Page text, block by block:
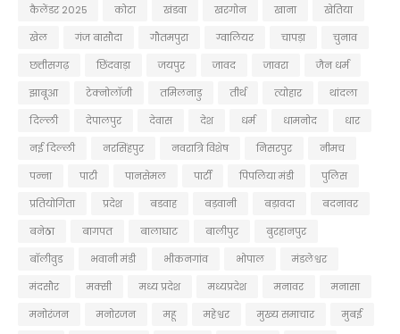
कैलेंडर 2025
कोटा खंडवा खरगोन खाना
खेतिया
खेल
गंज बासौदा गौतमपुरा ग्वालियर चापड़ा
चुनाव
छत्तीसगढ़
छिंदवाड़ा जयपुर जावद जावरा
जैन धर्म
झाबूआ
टेक्नोलॉजी तमिलनाडु तीर्थ त्योहार
थांदला
दिल्ली
देपालपुर देवास देश धर्म धामनोद
धार
नई दिल्ली
नरसिंहपुर नवरात्रि विशेष निसरपुर
नीमच
पन्ना
पाटी पानसेमल पार्टी पिपलिया मंडी
पुलिस
प्रतियोगिता
प्रदेश बडवाह बड़वानी बड़ावदा
बदनावर
बनेठा
बागपत बालाघाट बालीपुर
बुरहानपुर
बॉलीवुड
भवानी मंडी भीकनगांव भोपाल
मंडलेश्वर
मंदसौर
मक्सी मध्य प्रदेश मध्यप्रदेश मनावर
मनासा
मनोरंजन
मनोरजन महू महेश्वर मुख्य समाचार
मुबई